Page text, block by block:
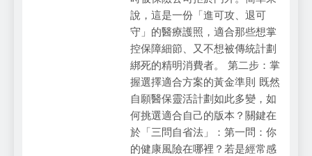
說，這是一份「進可攻、退可
守」的醫療護照，適合那些想掌
控保障細節、又不想被傳統計劃
綁死的精明消費者。 第二步：掌
握選擇適合方案的黃金準則 既然
自願醫保靈活計劃如此多變，如
何挑選適合自己的版本？關鍵在
於「三問自省法」：第一問：你
的健康風險在哪裡？若是經常感